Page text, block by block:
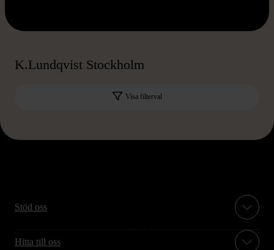
K.Lundqvist Stockholm
Visa filterval
Stöd oss
Hitta till oss